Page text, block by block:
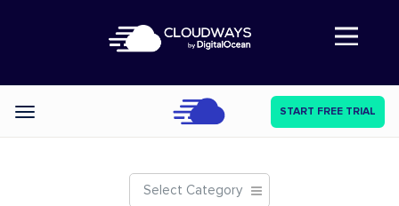
Abre a navegação
Categories START FREE TRIAL
Select Category